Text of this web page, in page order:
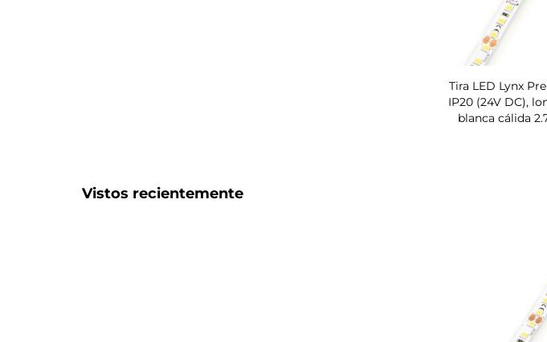
Tira LED Lynx
IP20 (24V DC),
blanca cálida
Vistos recientemente